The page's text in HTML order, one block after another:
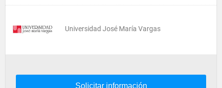
Universidad José María Vargas
Solicitar información